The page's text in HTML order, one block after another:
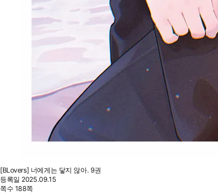
[BLovers] 너에게는 닿지 않아. 9권
등록일 2025.09.15
쪽수 188쪽